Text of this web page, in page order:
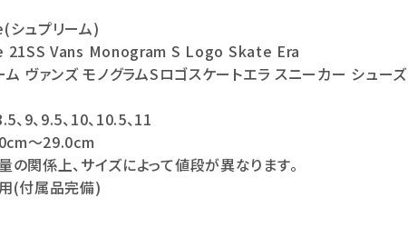
ュプリーム)
21SS Vans Monogram S Logo Skate Era
ム ヴァンズ モノグラムSロゴスケートエラ スニーカー シューズ
、9、9.5、10、10.5、11
～29.0cm
関係上、サイズによって値段が異なります。
(付属品完備)